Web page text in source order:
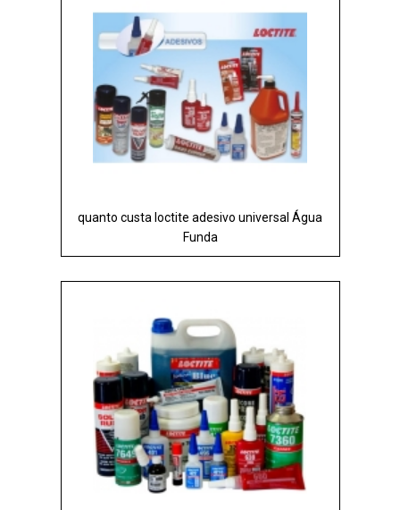
quanto custa loctite adesivo universal Água
Funda